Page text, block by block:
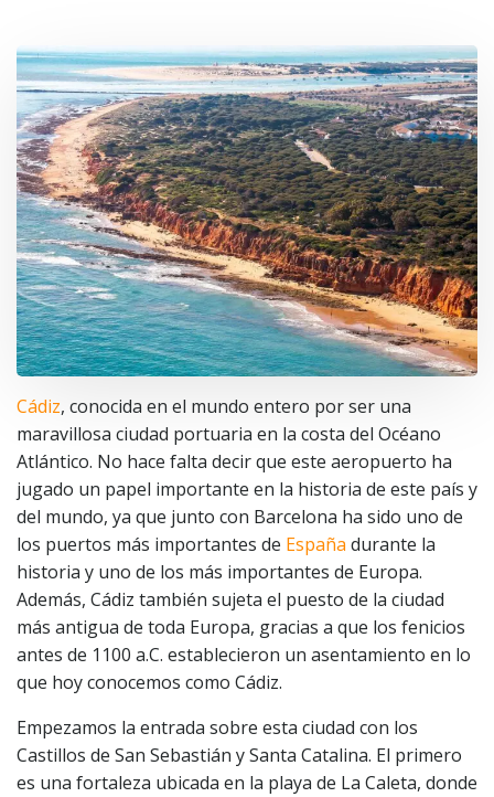
Cádiz, conocida en el mundo entero por ser una
maravillosa ciudad portuaria en la costa del Océano
Atlántico. No hace falta decir que este aeropuerto ha
jugado un papel importante en la historia de este país y
del mundo, ya que junto con Barcelona ha sido uno de
los puertos más importantes de España durante la
historia y uno de los más importantes de Europa.
Además, Cádiz también sujeta el puesto de la ciudad
más antigua de toda Europa, gracias a que los fenicios
antes de 1100 a.C. establecieron un asentamiento en lo
que hoy conocemos como Cádiz.
Empezamos la entrada sobre esta ciudad con los
Castillos de San Sebastián y Santa Catalina. El primero
es una fortaleza ubicada en la playa de La Caleta, donde